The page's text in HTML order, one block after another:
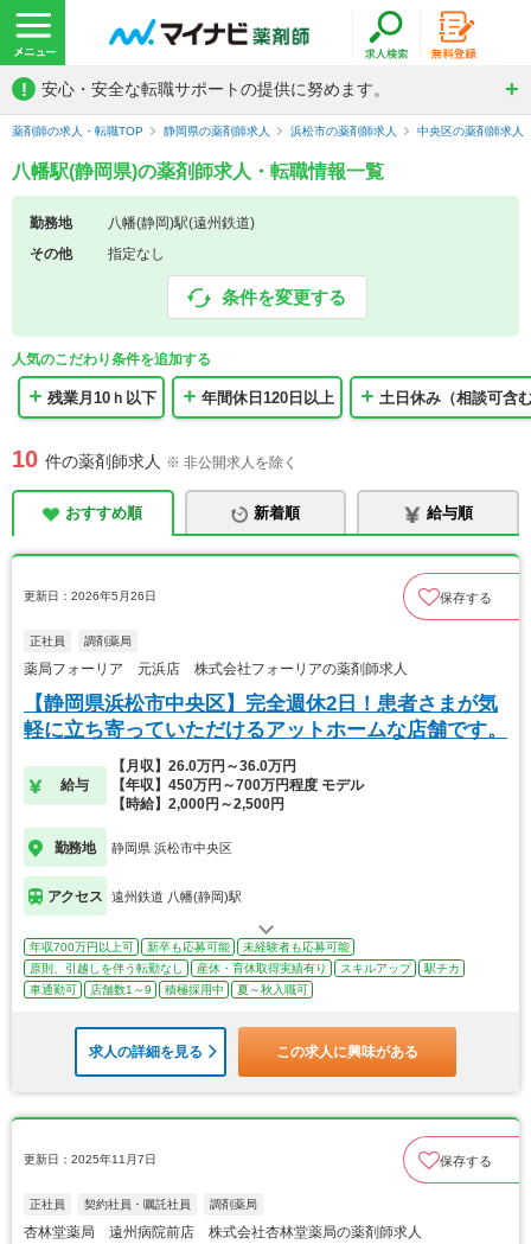
! 安心・安全な転職サポートの提供に努めます。
薬剤師の求人・転職TOP 静岡県の薬剤師求人 浜松市の薬剤師求人 中央区の薬剤師求人
八幡駅(静岡県)の薬剤師求人・転職情報一覧
勤務地
八幡(静岡)駅(遠州鉄道)
その他
指定なし
条件を変更する
人気のこだわり条件を追加する
残業月10ｈ以下 年間休日120日以上 土日休み（相談可含
10 件の薬剤師求人 ※ 非公開求人を除く
おすすめ順 新着順 給与順
更新日：2026年5月26日 保存する
正社員 調剤薬局
薬局フォーリア 元浜店 株式会社フォーリアの薬剤師求人
【静岡県浜松市中央区】完全週休2日！患者さまが気
軽に立ち寄っていただけるアットホームな店舗です。
給与
【月収】26.0万円～36.0万円
【年収】450万円～700万円程度 モデル
【時給】2,000円～2,500円
勤務地 静岡県 浜松市中央区
アクセス 遠州鉄道 八幡(静岡)駅
年収700万円以上可 新卒も応募可能
未経験者も応募可能
原則、引越しを伴う転勤なし
産休・育休取得実績有り スキルアップ
駅チカ
車通勤可
店舗数1～9 積極採用中 夏～秋入職可
求人の詳細を見る この求人に興味がある
更新日：2025年11月7日 保存する
正社員 契約社員・嘱託社員 調剤薬局
杏林堂薬局 遠州病院前店 株式会社杏林堂薬局の薬剤師求人